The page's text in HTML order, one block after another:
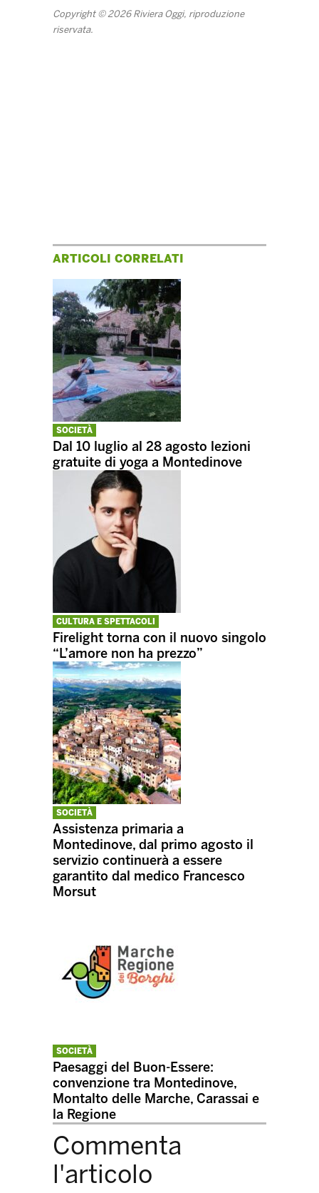
Copyright © 2026 Riviera Oggi, riproduzione
riservata.
ARTICOLI CORRELATI
SOCIETÀ
Dal 10 luglio al 28 agosto lezioni
gratuite di yoga a Montedinove
CULTURA E SPETTACOLI
Firelight torna con il nuovo singolo
“L’amore non ha prezzo”
SOCIETÀ
Assistenza primaria a
Montedinove, dal primo agosto il
servizio continuerà a essere
garantito dal medico Francesco
Morsut
SOCIETÀ
Paesaggi del Buon-Essere:
convenzione tra Montedinove,
Montalto delle Marche, Carassai e
la Regione
Commenta
l'articolo